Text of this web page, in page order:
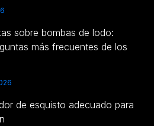
sobre bombas de lodo:
más frecuentes de los
de esquisto adecuado para